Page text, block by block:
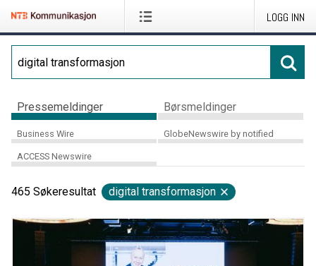
LOGG INN
Pressemeldinger Børsmeldinger
Business Wire GlobeNewswire by notified
ACCESS Newswire
465 Søkeresultat digital transformasjon